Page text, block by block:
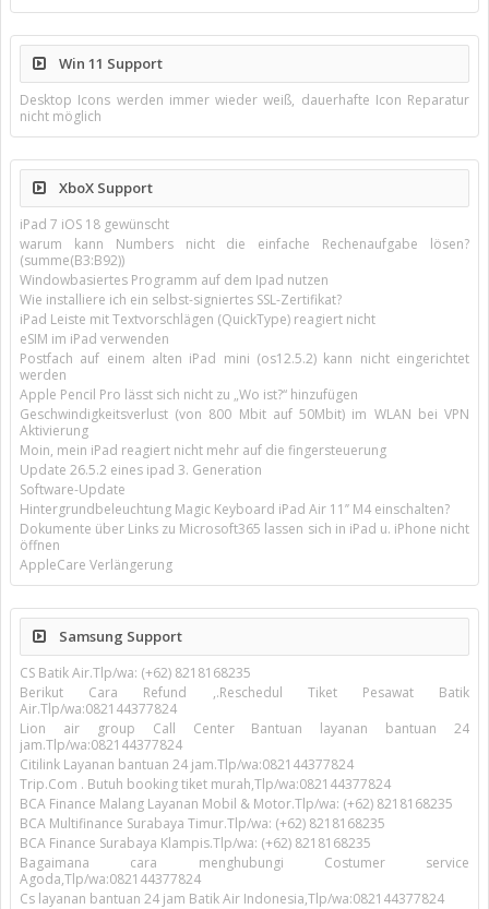
Win 11 Support
Desktop Icons werden immer wieder weiß, dauerhafte Icon Reparatur
nicht möglich
XboX Support
iPad 7 iOS 18 gewünscht
warum kann Numbers nicht die einfache Rechenaufgabe lösen?
(summe(B3:B92))
Windowbasiertes Programm auf dem Ipad nutzen
Wie installiere ich ein selbst-signiertes SSL-Zertifikat?
iPad Leiste mit Textvorschlägen (QuickType) reagiert nicht
eSIM im iPad verwenden
Postfach auf einem alten iPad mini (os12.5.2) kann nicht eingerichtet
werden
Apple Pencil Pro lässt sich nicht zu „Wo ist?“ hinzufügen
Geschwindigkeitsverlust (von 800 Mbit auf 50Mbit) im WLAN bei VPN
Aktivierung
Moin, mein iPad reagiert nicht mehr auf die fingersteuerung
Update 26.5.2 eines ipad 3. Generation
Software-Update
Hintergrundbeleuchtung Magic Keyboard iPad Air 11’’ M4 einschalten?
Dokumente über Links zu Microsoft365 lassen sich in iPad u. iPhone nicht
öffnen
AppleCare Verlängerung
Samsung Support
CS Batik Air.Tlp/wa: (+62) 8218168235
Berikut Cara Refund ,.Reschedul Tiket Pesawat Batik
Air.Tlp/wa:082144377824
Lion air group Call Center Bantuan layanan bantuan 24
jam.Tlp/wa:082144377824
Citilink Layanan bantuan 24 jam.Tlp/wa:082144377824
Trip.Com . Butuh booking tiket murah,Tlp/wa:082144377824
BCA Finance Malang Layanan Mobil & Motor.Tlp/wa: (+62) 8218168235
BCA Multifinance Surabaya Timur.Tlp/wa: (+62) 8218168235
BCA Finance Surabaya Klampis.Tlp/wa: (+62) 8218168235
Bagaimana cara menghubungi Costumer service
Agoda,Tlp/wa:082144377824
Cs layanan bantuan 24 jam Batik Air Indonesia,Tlp/wa:082144377824